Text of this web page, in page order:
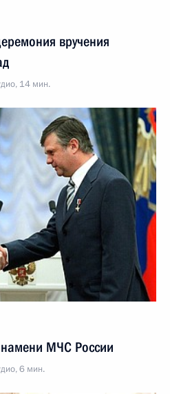
вручения
14 мин.
МЧС России
6 мин.